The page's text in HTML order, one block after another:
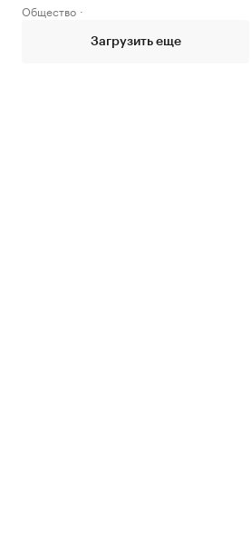
Общество
Загрузить еще